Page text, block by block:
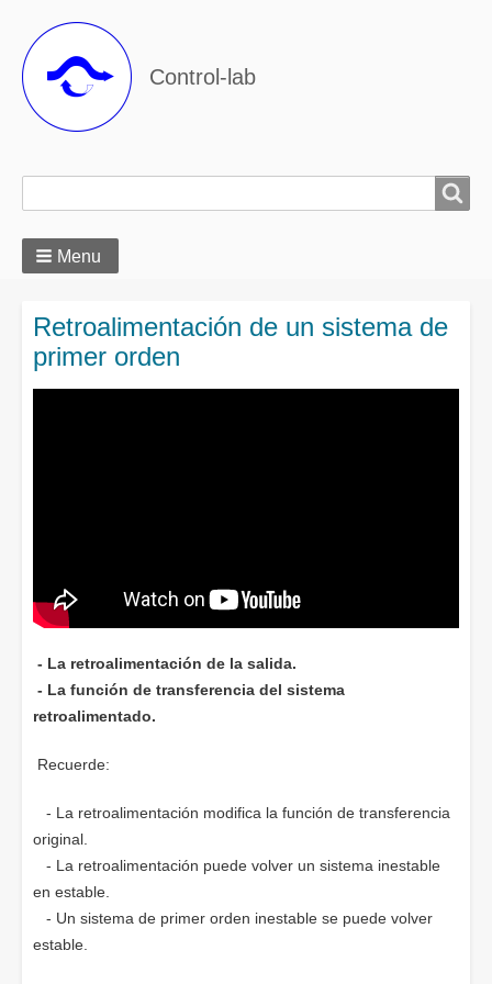
Control-lab
Menu
Retroalimentación de un sistema de
primer orden
- La retroalimentación de la salida.
- La función de transferencia del sistema
retroalimentado.
Recuerde:
- La retroalimentación modifica la función de transferencia
original.
- La retroalimentación puede volver un sistema inestable
en estable.
- Un sistema de primer orden inestable se puede volver
estable.